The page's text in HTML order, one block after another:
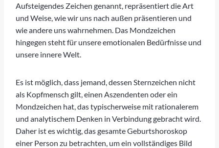
Aufsteigendes Zeichen genannt, repräsentiert die Art
und Weise, wie wir uns nach außen präsentieren und
wie andere uns wahrnehmen. Das Mondzeichen
hingegen steht für unsere emotionalen Bedürfnisse und
unsere innere Welt.
Es ist möglich, dass jemand, dessen Sternzeichen nicht
als Kopfmensch gilt, einen Aszendenten oder ein
Mondzeichen hat, das typischerweise mit rationalerem
und analytischem Denken in Verbindung gebracht wird.
Daher ist es wichtig, das gesamte Geburtshoroskop
einer Person zu betrachten, um ein vollständiges Bild